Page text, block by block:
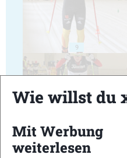
9
11
Wie willst du
Mit Werbung
weiterlesen